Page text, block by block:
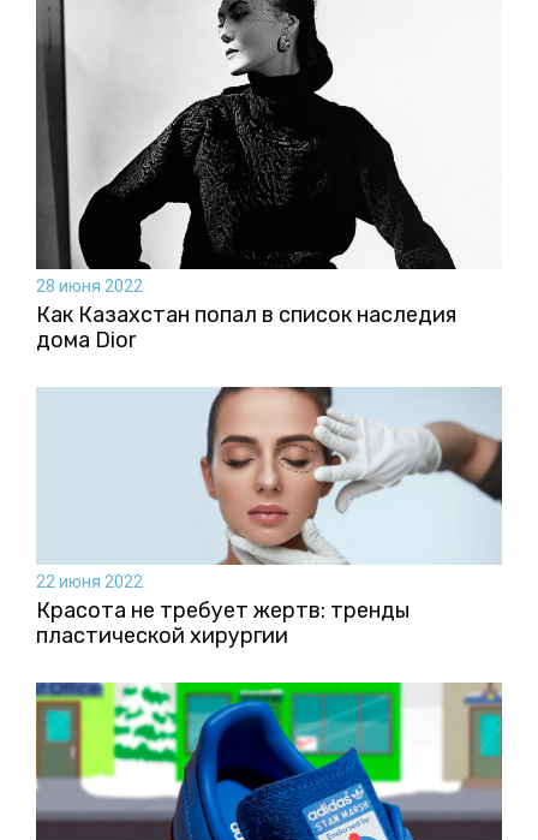
28 июня 2022
Как Казахстан попал в список наследия
дома Dior
22 июня 2022
Красота не требует жертв: тренды
пластической хирургии